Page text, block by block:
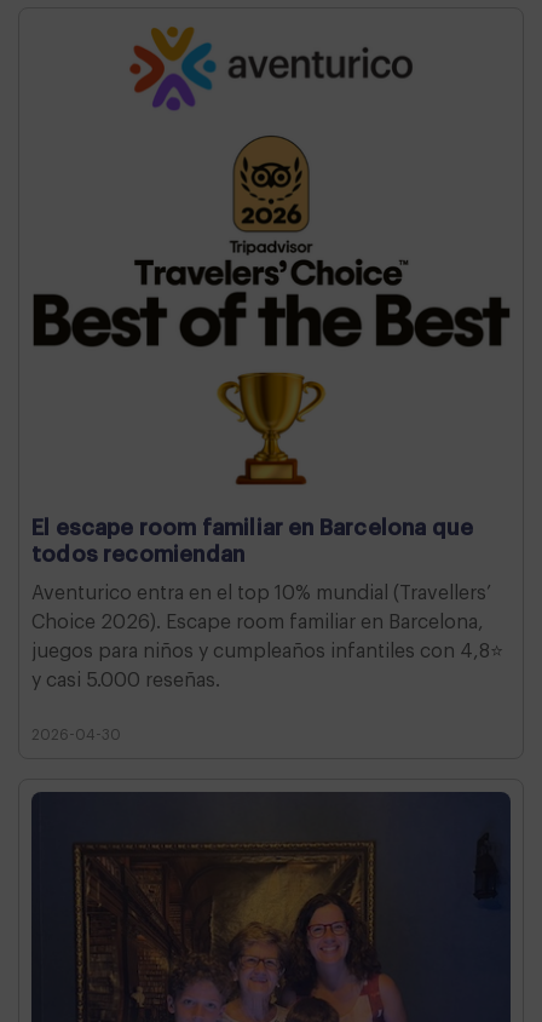
El escape room familiar en Barcelona que
todos recomiendan
Aventurico entra en el top 10% mundial (Travellers’
Choice 2026). Escape room familiar en Barcelona,
juegos para niños y cumpleaños infantiles con 4,8⭐
y casi 5.000 reseñas.
2026-04-30